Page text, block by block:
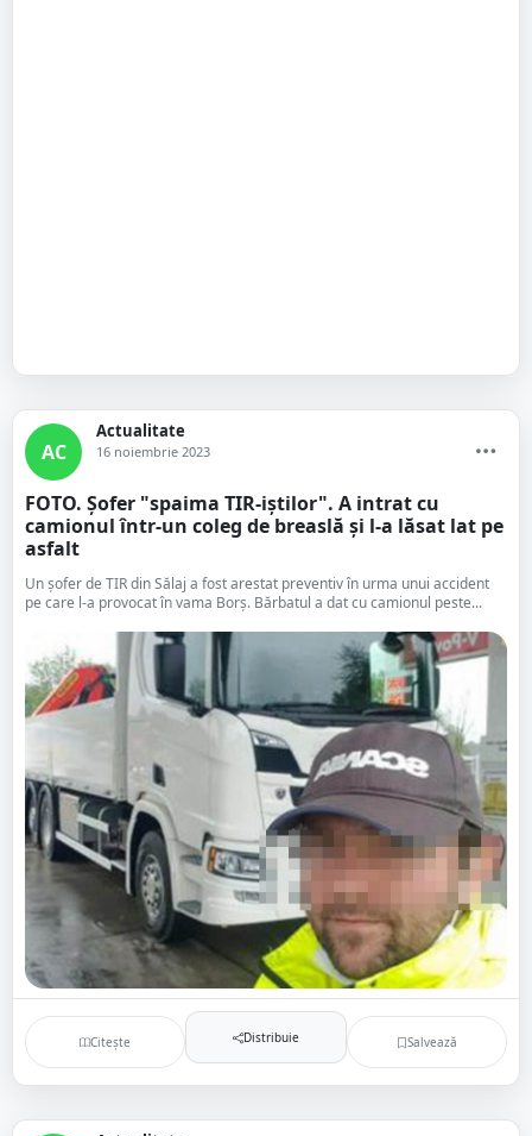
AC
Actualitate
16 noiembrie 2023
FOTO. Șofer "spaima TIR-iștilor". A intrat cu
camionul într-un coleg de breaslă și l-a lăsat lat pe
asfalt
Un șofer de TIR din Sălaj a fost arestat preventiv în urma unui accident
pe care l-a provocat în vama Borș. Bărbatul a dat cu camionul peste...
Citește Distribuie Salvează